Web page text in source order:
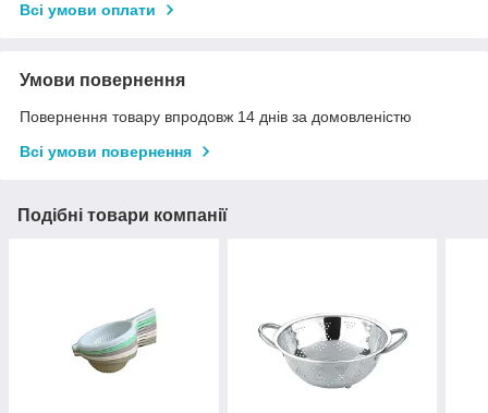
Всі умови оплати
Умови повернення
Повернення товару впродовж 14 днів за домовленістю
Всі умови повернення
Подібні товари компанії